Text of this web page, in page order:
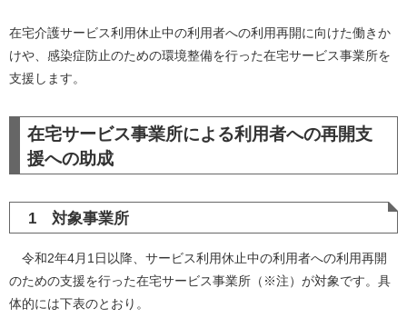
在宅介護サービス利用休止中の利用者への利用再開に向けた働きか
けや、感染症防止のための環境整備を行った在宅サービス事業所を
支援します。
在宅サービス事業所による利用者への再開支
援への助成
1 対象事業所
令和2年4月1日以降、サービス利用休止中の利用者への利用再開
のための支援を行った在宅サービス事業所（※注）が対象です。具
体的には下表のとおり。